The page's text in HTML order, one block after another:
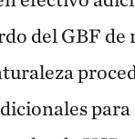
del GBF